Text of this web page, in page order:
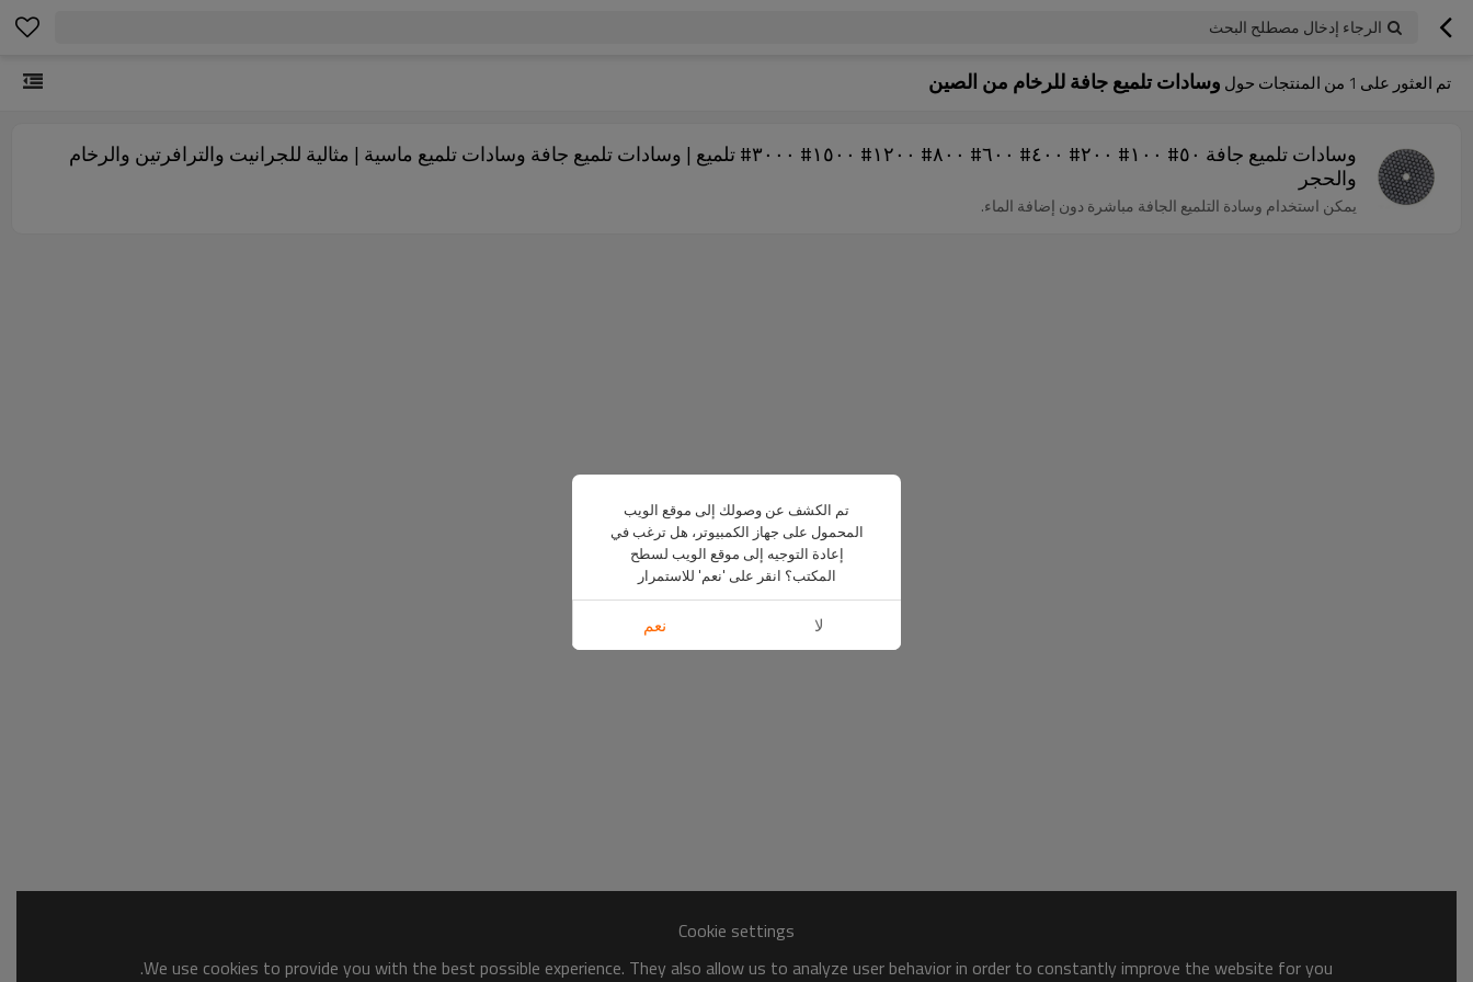
الرجاء إدخال مصطلح البحث
تم العثور على 1 من المنتجات حول وسادات تلميع جافة للرخام من الصين
وسادات تلميع جافة ٥٠# ١٠٠# ٢٠٠# ٤٠٠# ٦٠٠# ٨٠٠# ١٢٠٠# ١٥٠٠# ٣٠٠٠# تلميع | وسادات تلميع جافة وسادات تلميع ماسية | مثالية للجرانيت والترافرتين والرخام
والحجر
يمكن استخدام وسادة التلميع الجافة مباشرة دون إضافة الماء.
Cookie settings
We use cookies to provide you with the best possible experience. They also allow us to analyze user behavior in order to constantly improve the website for you.
تم الكشف عن وصولك إلى موقع الويب
المحمول على جهاز الكمبيوتر، هل ترغب في
إعادة التوجيه إلى موقع الويب لسطح
المكتب؟ انقر على 'نعم' للاستمرار
لا نعم